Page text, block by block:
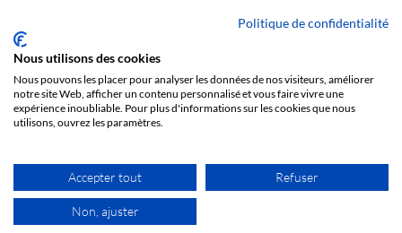
FacebookLinkedinYouTubePinterest
LUG. S.A. © 2026
Questions juridiques Politique de confidentialité
Politique de confidentialité
Nous utilisons des cookies
Nous pouvons les placer pour analyser les données de nos visiteurs, améliorer
notre site Web, afficher un contenu personnalisé et vous faire vivre une
expérience inoubliable. Pour plus d'informations sur les cookies que nous
utilisons, ouvrez les paramètres.
Accepter tout Refuser
Non, ajuster